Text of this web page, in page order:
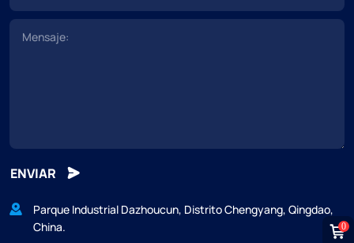
ENVIAR
Parque Industrial Dazhoucun, Distrito Chengyang, Qingdao,
China.
0